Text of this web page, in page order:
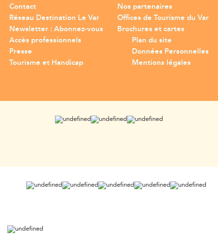
Contact
Réseau Destination Le Var
Newsletter : Abonnez-vous
Nos partenaires
Offices de Tourisme du Var
Brochures et cartes
Accès professionnels
Presse
Tourisme et Handicap
Plan du site
Données Personnelles
Mentions légales